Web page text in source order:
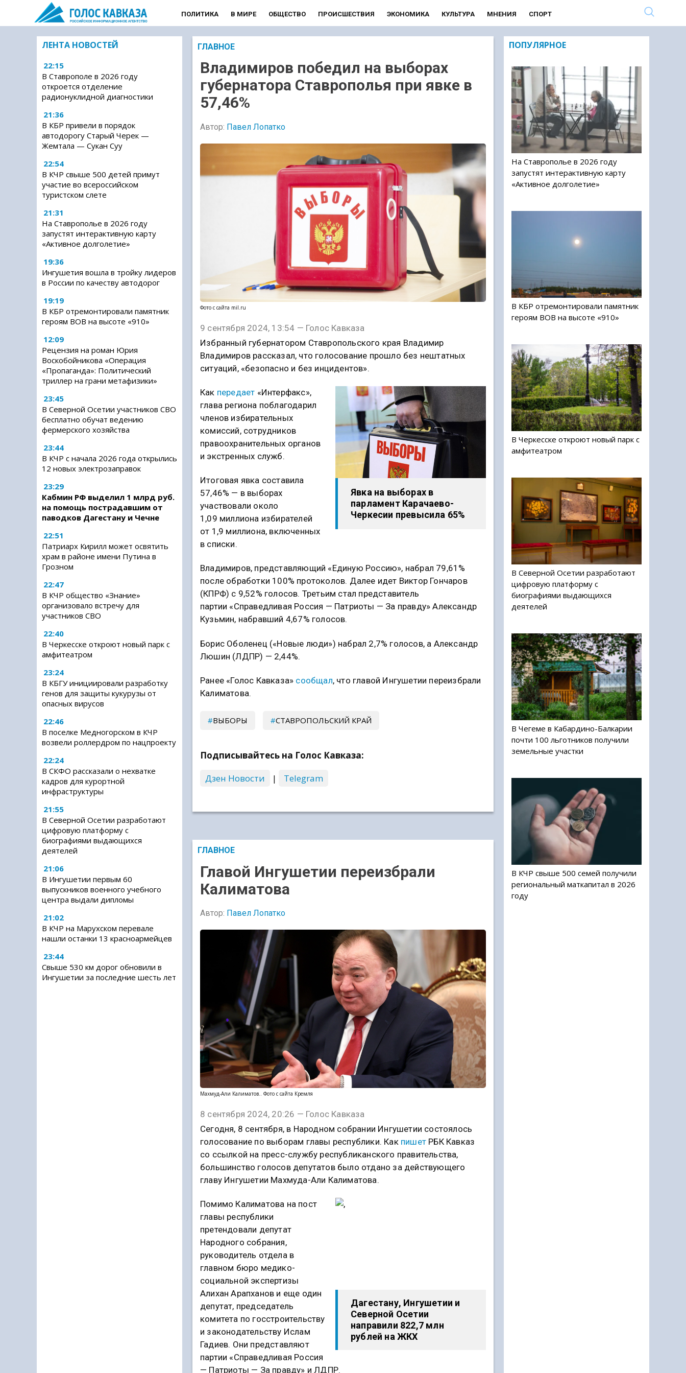
ПОЛИТИКА В МИРЕ ОБЩЕСТВО ПРОИСШЕСТВИЯ ЭКОНОМИКА КУЛЬТУРА МНЕНИЯ СПОРТ
ЛЕНТА НОВОСТЕЙ
22:15
В Ставрополе в 2026 году
откроется отделение
радионуклидной диагностики
21:36
В КБР привели в порядок
автодорогу Старый Черек —
Жемтала — Сукан Суу
22:54
В КЧР свыше 500 детей примут
участие во всероссийском
туристском слете
21:31
На Ставрополье в 2026 году
запустят интерактивную карту
«Активное долголетие»
19:36
Ингушетия вошла в тройку лидеров
в России по качеству автодорог
19:19
В КБР отремонтировали памятник
героям ВОВ на высоте «910»
12:09
Рецензия на роман Юрия
Воскобойникова «Операция
«Пропаганда»: Политический
триллер на грани метафизики»
23:45
В Северной Осетии участников СВО
бесплатно обучат ведению
фермерского хозяйства
23:44
В КЧР с начала 2026 года открылись
12 новых электрозаправок
23:29
Кабмин РФ выделил 1 млрд руб.
на помощь пострадавшим от
паводков Дагестану и Чечне
22:51
Патриарх Кирилл может освятить
храм в районе имени Путина в
Грозном
22:47
В КЧР общество «Знание»
организовало встречу для
участников СВО
22:40
В Черкесске откроют новый парк с
амфитеатром
23:24
В КБГУ инициировали разработку
генов для защиты кукурузы от
опасных вирусов
22:46
В поселке Медногорском в КЧР
возвели роллердром по нацпроекту
22:24
В СКФО рассказали о нехватке
кадров для курортной
инфраструктуры
21:55
В Северной Осетии разработают
цифровую платформу с
биографиями выдающихся
деятелей
21:06
В Ингушетии первым 60
выпускников военного учебного
центра выдали дипломы
21:02
В КЧР на Марухском перевале
нашли останки 13 красноармейцев
23:44
Свыше 530 км дорог обновили в
Ингушетии за последние шесть лет
ГЛАВНОЕ
Владимиров победил на выборах
губернатора Ставрополья при явке в
57,46%
Автор: Павел Лопатко
Фото с сайта mil.ru
9 сентября 2024, 13:54 — Голос Кавказа
Избранный губернатором Ставропольского края Владимир
Владимиров рассказал, что голосование прошло без нештатных
ситуаций, «безопасно и без инцидентов».
Явка на выборах в
парламент Карачаево-
Черкесии превысила 65%
Как передает «Интерфакс»,
глава региона поблагодарил
членов избирательных
комиссий, сотрудников
правоохранительных органов
и экстренных служб.
Итоговая явка составила
57,46% — в выборах
участвовали около
1,09 миллиона избирателей
от 1,9 миллиона, включенных
в списки.
Владимиров, представляющий «Единую Россию», набрал 79,61%
после обработки 100% протоколов. Далее идет Виктор Гончаров
(КПРФ) с 9,52% голосов. Третьим стал представитель
партии «Справедливая Россия — Патриоты — За правду» Александр
Кузьмин, набравший 4,67% голосов.
Борис Оболенец («Новые люди») набрал 2,7% голосов, а Александр
Люшин (ЛДПР) — 2,44%.
Ранее «Голос Кавказа» сообщал, что главой Ингушетии переизбрали
Калиматова.
ВЫБОРЫ СТАВРОПОЛЬСКИЙ КРАЙ
Подписывайтесь на Голос Кавказа:
Дзен Новости
| Telegram
ГЛАВНОЕ
Главой Ингушетии переизбрали
Калиматова
Автор: Павел Лопатко
Махмуд-Али Калиматов.. Фото с сайта Кремля
8 сентября 2024, 20:26 — Голос Кавказа
Сегодня, 8 сентября, в Народном собрании Ингушетии состоялось
голосование по выборам главы республики. Как пишет РБК Кавказ
со ссылкой на пресс-службу республиканского правительства,
большинство голосов депутатов было отдано за действующего
главу Ингушетии Махмуда-Али Калиматова.
Дагестану, Ингушетии и
Северной Осетии
направили 822,7 млн
рублей на ЖКХ
Помимо Калиматова на пост
главы республики
претендовали депутат
Народного собрания,
руководитель отдела в
главном бюро медико-
социальной экспертизы
Алихан Арапханов и еще один
депутат, председатель
комитета по госстроительству
и законодательству Ислам
Гадиев. Они представляют
партии «Справедливая Россия
— Патриоты — За правду» и ЛДПР.
ПОПУЛЯРНОЕ
На Ставрополье в 2026 году
запустят интерактивную карту
«Активное долголетие»
В КБР отремонтировали памятник
героям ВОВ на высоте «910»
В Черкесске откроют новый парк с
амфитеатром
В Северной Осетии разработают
цифровую платформу с
биографиями выдающихся
деятелей
В Чегеме в Кабардино-Балкарии
почти 100 льготников получили
земельные участки
В КЧР свыше 500 семей получили
региональный маткапитал в 2026
году